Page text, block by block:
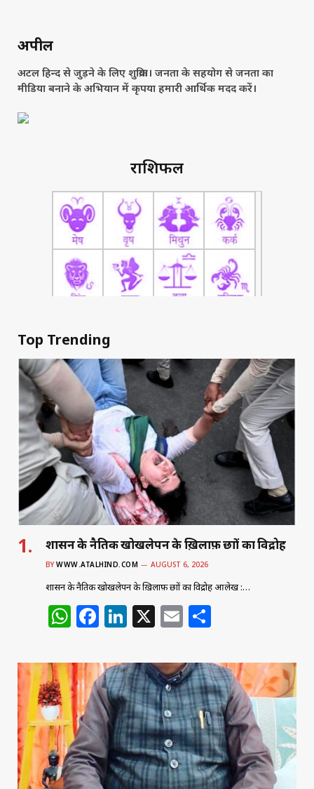
अपील
अटल हिन्द से जुड़ने के लिए शुक्रिया। जनता के सहयोग से जनता का
मीडिया बनाने के अभियान में कृपया हमारी आर्थिक मदद करें।
राशिफल
Top Trending
शासन के नैतिक खोखलेपन के ख़िलाफ़ छात्रों का विद्रोह
BY WWW.ATALHIND.COM AUGUST 6, 2026
शासन के नैतिक खोखलेपन के ख़िलाफ़ छात्रों का विद्रोह आलेख :…
W
at
s
A
p
p
F
c
e
b
o
o
k
Li
k
e
dI
n
X E
ai
l
ar
e